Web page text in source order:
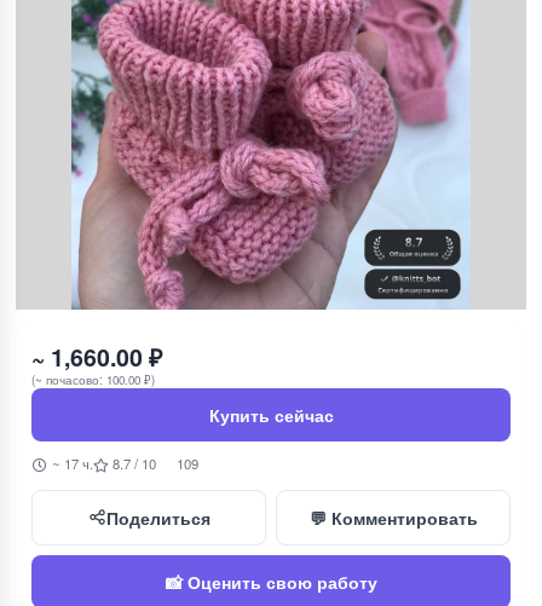
~ 1,660.00 ₽
(~ почасово: 100.00 ₽)
Купить сейчас
~ 17 ч. 8.7 / 10 109
Поделиться 💬 Комментировать
📸 Оценить свою работу